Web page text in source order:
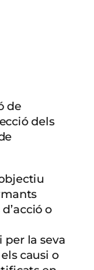
de
dels
o
la seva
causi o